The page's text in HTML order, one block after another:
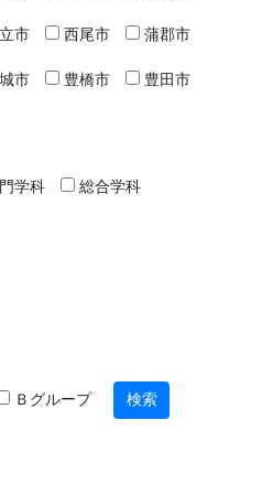
市 西尾市 蒲郡市
市 豊橋市 豊田市
学科 総合学科
Ｂグループ